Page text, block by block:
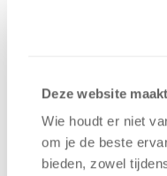
Deze website
Wie houdt er niet
om je de beste
bieden, zowel
2 - 2 spelers